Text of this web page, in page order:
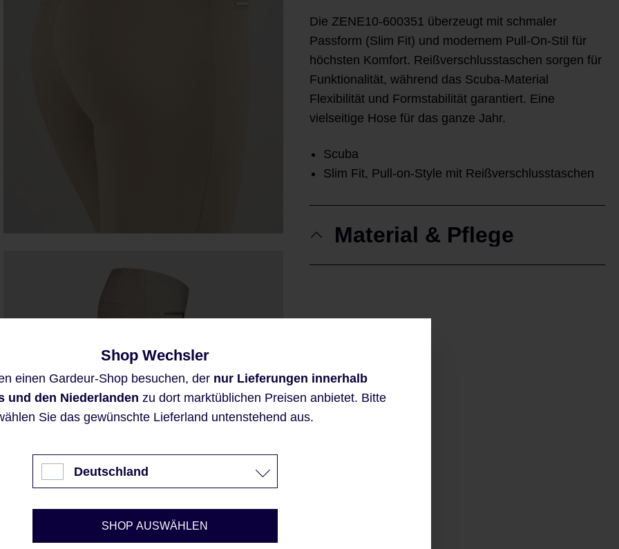
Die ZENE10-600351 überzeugt mit schmaler
Passform (Slim Fit) und modernem Pull-On-Stil für
höchsten Komfort. Reißverschlusstaschen sorgen für
Funktionalität, während das Scuba-Material
Flexibilität und Formstabilität garantiert. Eine
vielseitige Hose für das ganze Jahr.
Scuba
Slim Fit, Pull-on-Style mit Reißverschlusstaschen
Material & Pflege
Shop Wechsler
einen Gardeur-Shop besuchen, der nur Lieferungen innerhalb
und den Niederlanden zu dort marktüblichen Preisen anbietet. Bitte
Sie das gewünschte Lieferland untenstehend aus.
Deutschland
SHOP AUSWÄHLEN
Diese Website verwendet Cookies,
um eine bestmögliche Erfahrung
bieten zu können.
Konfigurieren